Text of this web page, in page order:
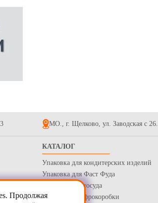
МО., г. Щелково, ул. Заводская с 26.
КАТАЛОГ
Упаковка для кондитерских изделий
Упаковка для Фаст Фуда
Одноразовая посуда
Гофротара, Гофрокоробки
Продолжая